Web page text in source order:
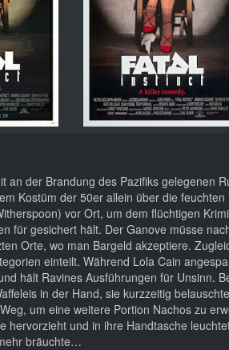
an der Brandung des Pazifiks gelegenen
Kostüm der 50er allein über die
vor Ort, um dem flüchtigen
für gesichert hält. Der Ganove müsse
Orte, wo man Bargeld akzeptiere.
einteilt. Während Lola Cain
hält Ravines Ausführungen für Unsinn.
in der Hand, sie kurzzeitig
um eine weitere Portion Nachos zu
hervorzieht und in ihre Handtasche
bräuchte…